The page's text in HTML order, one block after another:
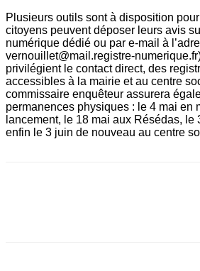
Plusieurs outils sont à disposition
citoyens peuvent déposer leurs avis
numérique dédié ou par e-mail à
vernouillet@mail.registre-
privilégient le contact direct, des
accessibles à la mairie et au centre
commissaire enquêteur assurera
permanences physiques : le 4 mai en
lancement, le 18 mai aux Résédas, le
enfin le 3 juin de nouveau au centre